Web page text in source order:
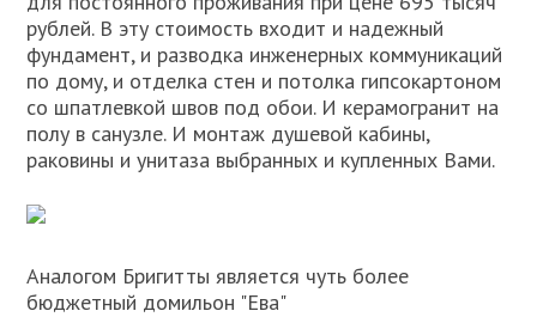
рублей. В эту стоимость входит и надежный
фундамент, и разводка инженерных коммуникаций
по дому, и отделка стен и потолка гипсокартоном
со шпатлевкой швов под обои. И керамогранит на
полу в санузле. И монтаж душевой кабины,
раковины и унитаза выбранных и купленных Вами.
Аналогом Бригитты является чуть более
бюджетный домильон "Ева"